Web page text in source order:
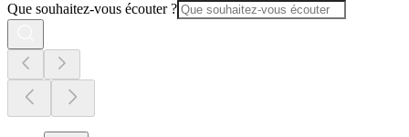
Que souhaitez-vous écouter ?